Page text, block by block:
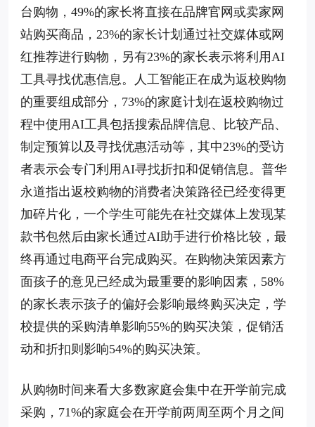
台购物，49%的家长将直接在品牌官网或卖家网
站购买商品，23%的家长计划通过社交媒体或网
红推荐进行购物，另有23%的家长表示将利用AI
工具寻找优惠信息。人工智能正在成为返校购物
的重要组成部分，73%的家庭计划在返校购物过
程中使用AI工具包括搜索品牌信息、比较产品、
制定预算以及寻找优惠活动等，其中23%的受访
者表示会专门利用AI寻找折扣和促销信息。普华
永道指出返校购物的消费者决策路径已经变得更
加碎片化，一个学生可能先在社交媒体上发现某
款书包然后由家长通过AI助手进行价格比较，最
终再通过电商平台完成购买。在购物决策因素方
面孩子的意见已经成为最重要的影响因素，58%
的家长表示孩子的偏好会影响最终购买决定，学
校提供的采购清单影响55%的购买决策，促销活
动和折扣则影响54%的购买决策。
从购物时间来看大多数家庭会集中在开学前完成
采购，71%的家庭会在开学前两周至两个月之间